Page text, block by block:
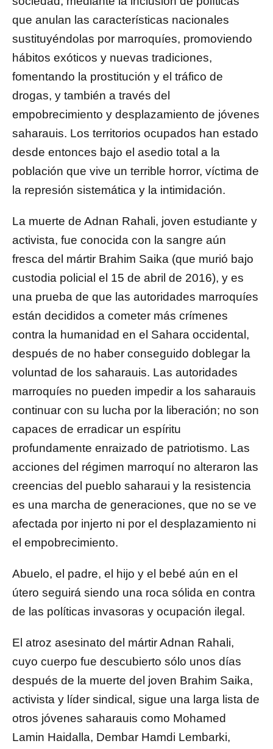
que anulan las características nacionales
sustituyéndolas por marroquíes, promoviendo
hábitos exóticos y nuevas tradiciones,
fomentando la prostitución y el tráfico de
drogas, y también a través del
empobrecimiento y desplazamiento de jóvenes
saharauis. Los territorios ocupados han estado
desde entonces bajo el asedio total a la
población que vive un terrible horror, víctima de
la represión sistemática y la intimidación.
La muerte de Adnan Rahali, joven estudiante y
activista, fue conocida con la sangre aún
fresca del mártir Brahim Saika (que murió bajo
custodia policial el 15 de abril de 2016), y es
una prueba de que las autoridades marroquíes
están decididos a cometer más crímenes
contra la humanidad en el Sahara occidental,
después de no haber conseguido doblegar la
voluntad de los saharauis. Las autoridades
marroquíes no pueden impedir a los saharauis
continuar con su lucha por la liberación; no son
capaces de erradicar un espíritu
profundamente enraizado de patriotismo. Las
acciones del régimen marroquí no alteraron las
creencias del pueblo saharaui y la resistencia
es una marcha de generaciones, que no se ve
afectada por injerto ni por el desplazamiento ni
el empobrecimiento.
Abuelo, el padre, el hijo y el bebé aún en el
útero seguirá siendo una roca sólida en contra
de las políticas invasoras y ocupación ilegal.
El atroz asesinato del mártir Adnan Rahali,
cuyo cuerpo fue descubierto sólo unos días
después de la muerte del joven Brahim Saika,
activista y líder sindical, sigue una larga lista de
otros jóvenes saharauis como Mohamed
Lamin Haidalla, Dembar Hamdi Lembarki,